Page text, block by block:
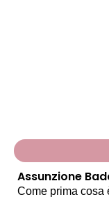
Assunzione
Come prima cosa